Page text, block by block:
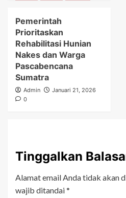
Pemerintah
Prioritaskan
Rehabilitasi Hunian
Nakes dan Warga
Pascabencana
Sumatra
Admin
Januari 21, 2026
0
Tinggalkan
Alamat email Anda tidak akan
wajib ditandai*